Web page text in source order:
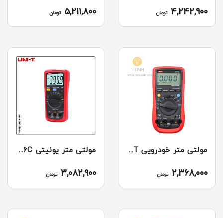
4,242,900 تومان 5,211,800 تومان
مولتی متر خودرویی UT109 UNI-T
2,368,000 تومان
مولتی متر یونیتی uni-t +UT136C
3,082,900 تومان